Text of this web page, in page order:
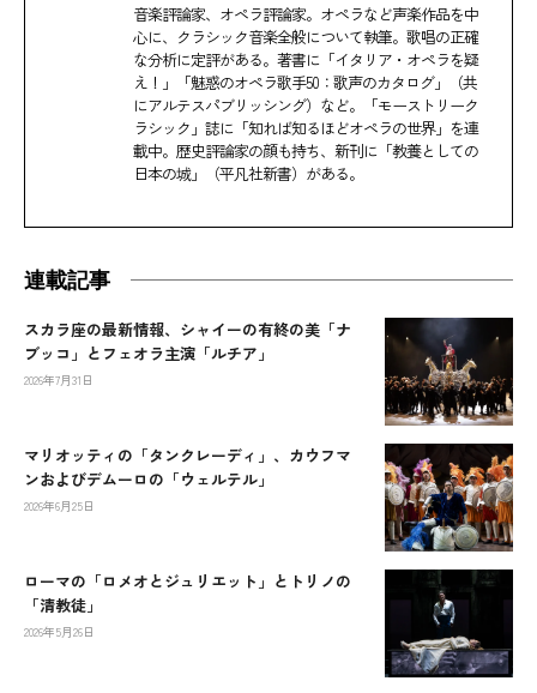
音楽評論家、オペラ評論家。オペラなど声楽作品を中
心に、クラシック音楽全般について執筆。歌唱の正確
な分析に定評がある。著書に「イタリア・オペラを疑
え！」「魅惑のオペラ歌手50：歌声のカタログ」（共
にアルテスパブリッシング）など。「モーストリーク
ラシック」誌に「知れば知るほどオペラの世界」を連
載中。歴史評論家の顔も持ち、新刊に「教養としての
日本の城」（平凡社新書）がある。
連載記事
スカラ座の最新情報、シャイーの有終の美「ナ
ブッコ」とフェオラ主演「ルチア」
2026年7月31日
マリオッティの「タンクレーディ」、カウフマ
ンおよびデムーロの「ウェルテル」
2026年6月25日
ローマの「ロメオとジュリエット」とトリノの
「清教徒」
2026年5月26日